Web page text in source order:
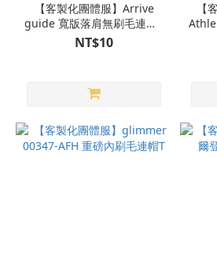
【客製化團體服】Arrive
guide 寬版落肩無刷毛連帽T
恤 AG2000
NT$10
【
Athle